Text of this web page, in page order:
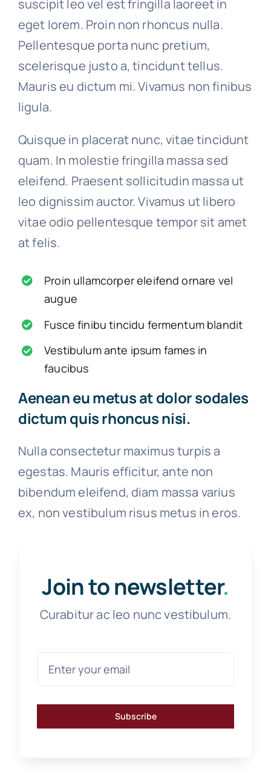
suscipit leo vel est fringilla laoreet in
eget lorem. Proin non rhoncus nulla.
Pellentesque porta nunc pretium,
scelerisque justo a, tincidunt tellus.
Mauris eu dictum mi. Vivamus non finibus
ligula.
Quisque in placerat nunc, vitae tincidunt
quam. In molestie fringilla massa sed
eleifend. Praesent sollicitudin massa ut
leo dignissim auctor. Vivamus ut libero
vitae odio pellentesque tempor sit amet
at felis.
Proin ullamcorper eleifend ornare vel
augue
Fusce finibu tincidu fermentum blandit
Vestibulum ante ipsum fames in
faucibus
Aenean eu metus at dolor sodales
dictum quis rhoncus nisi.
Nulla consectetur maximus turpis a
egestas. Mauris efficitur, ante non
bibendum eleifend, diam massa varius
ex, non vestibulum risus metus in eros.
Join to newsletter.
Curabitur ac leo nunc vestibulum.
Subscribe